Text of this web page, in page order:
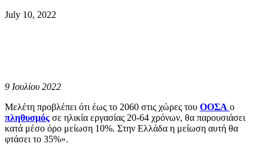
July 10, 2022
9 Ιουλίου 2022
Μελέτη προβλέπει ότι έως το 2060 στις χώρες του ΟΟΣΑ ο
πληθυσμός σε ηλικία εργασίας 20-64 χρόνων, θα παρουσιάσει
κατά μέσο όρο μείωση 10%. Στην Ελλάδα η μείωση αυτή θα
φτάσει το 35%».